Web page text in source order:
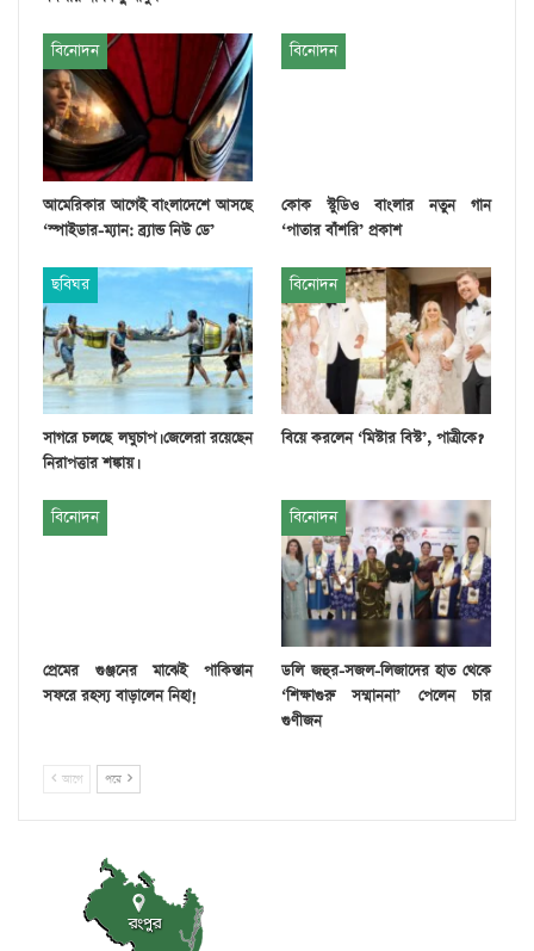
বিনোদন
আমেরিকার আগেই বাংলাদেশে আসছে
‘স্পাইডার-ম্যান: ব্র্যান্ড নিউ ডে’
বিনোদন
কোক স্টুডিও বাংলার নতুন গান
‘পাতার বাঁশরি’ প্রকাশ
ছবিঘর
সাগরে চলছে লঘুচাপ। জেলেরা রয়েছেন
নিরাপত্তার শঙ্কায়।
বিনোদন
বিয়ে করলেন ‘মিস্টার বিস্ট’, পাত্রীকে?
বিনোদন
প্রেমের গুঞ্জনের মাঝেই পাকিস্তান
সফরে রহস্য বাড়ালেন নিহা!
বিনোদন
ডলি জহুর-সজল-লিজাদের হাত থেকে
‘শিক্ষাগুরু সম্মাননা’ পেলেন চার
গুণীজন
আগে পরে